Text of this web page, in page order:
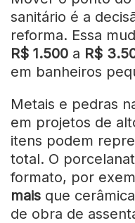
sanitário é a
reforma. Essa
R$ 1.500 a R$
em banheiros
Metais e pedras
em projetos de
itens podem
total. O
formato, por
mais que
de obra de